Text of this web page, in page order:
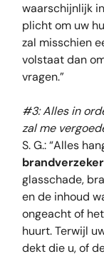
waarschijnlijk
plicht om uw
zal misschien
volstaat dan
vragen.”
#3: Alles in
zal me
S. G.: “Alles
glasschade,
en de inhoud
ongeacht of
huurt. Terwijl
dekt die u, of